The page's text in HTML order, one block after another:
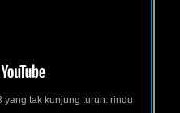
tak kunjung turun. rindu